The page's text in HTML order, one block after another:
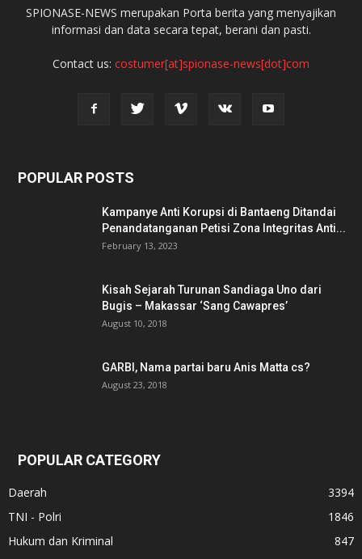
SPIONASE-NEWS merupakan Porta berita yang menyajikan
informasi dan data secara tepat, berani dan pasti.
Contact us: costumer[at]spionase-news[dot]com
POPULAR POSTS
Kampanye Anti Korupsi di Bantaeng Ditandai
Penandatanganan Petisi Zona Integritas Anti...
February 13, 2023
Kisah Sejarah Turunan Sandiaga Uno dari
Bugis – Makassar ‘Sang Cawapres’
August 10, 2018
GARBI, Nama partai baru Anis Matta cs?
August 23, 2018
POPULAR CATEGORY
Daerah
3394
TNI - Polri
1846
Hukum dan Kriminal
847